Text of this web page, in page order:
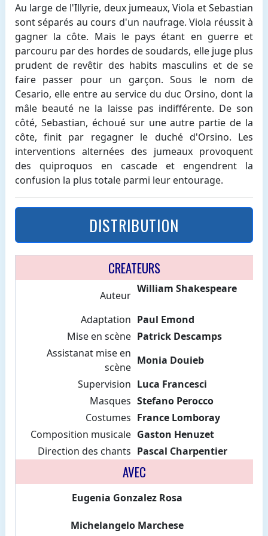
Au large de l'Illyrie, deux jumeaux, Viola et Sebastian
sont séparés au cours d'un naufrage. Viola réussit à
gagner la côte. Mais le pays étant en guerre et
parcouru par des hordes de soudards, elle juge plus
prudent de revêtir des habits masculins et de se
faire passer pour un garçon. Sous le nom de
Cesario, elle entre au service du duc Orsino, dont la
mâle beauté ne la laisse pas indifférente. De son
côté, Sebastian, échoué sur une autre partie de la
côte, finit par regagner le duché d'Orsino. Les
interventions alternées des jumeaux provoquent
des quiproquos en cascade et engendrent la
confusion la plus totale parmi leur entourage.
DISTRIBUTION
CREATEURS
Auteur
William Shakespeare
Adaptation Paul Emond
Mise en scène Patrick Descamps
Assistanat mise en
scène
Monia Douieb
Supervision Luca Francesci
Masques Stefano Perocco
Costumes France Lomboray
Composition musicale Gaston Henuzet
Direction des chants Pascal Charpentier
AVEC
Eugenia Gonzalez Rosa
Michelangelo Marchese